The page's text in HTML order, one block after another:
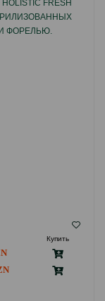
FRESH
ФОРЕЛЬЮ.
Купить